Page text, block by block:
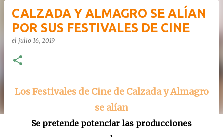
CALZADA Y ALMAGRO SE ALÍAN
POR SUS FESTIVALES DE CINE
el julio 16, 2019
Los Festivales de Cine de Calzada y Almagro
se alían
Se pretende potenciar las producciones